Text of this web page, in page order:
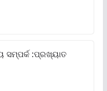
ସମ୍ପର୍କ :ପ୍ରଖ୍ୟାତ